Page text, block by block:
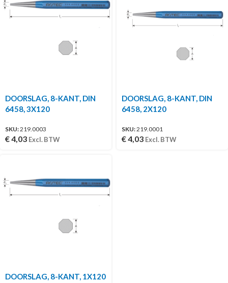
DOORSLAG, 8-KANT, DIN
6458, 3X120
SKU:219.0003
€4,03 Excl. BTW
DOORSLAG, 8-KANT, DIN
6458, 2X120
SKU:219.0001
€4,03 Excl. BTW
DOORSLAG, 8-KANT, 1X120